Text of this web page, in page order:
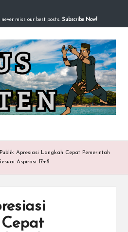
miss our best posts. Subscribe Now!
Publik Apresiasi Langkah Cepat Pemerintah
Aspirasi 17+8